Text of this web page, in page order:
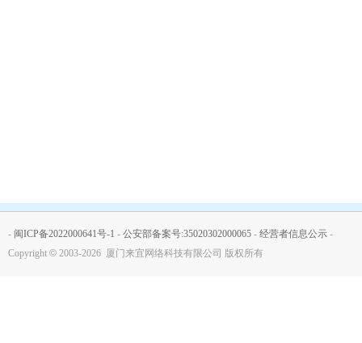
- 闽ICP备2022000641号-1 - 公安部备案号:35020302000065 - 经营者信息公示 -
Copyright © 2003-2026 厦门来宜网络科技有限公司 版权所有